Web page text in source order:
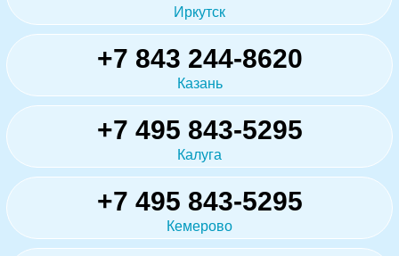
Иркутск
+7 843 244-8620
Казань
+7 495 843-5295
Калуга
+7 495 843-5295
Кемерово